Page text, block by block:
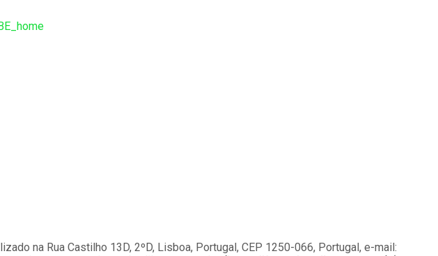
na Rua Castilho 13D, 2ºD, Lisboa, Portugal, CEP 1250-066, Portugal, e-mail: